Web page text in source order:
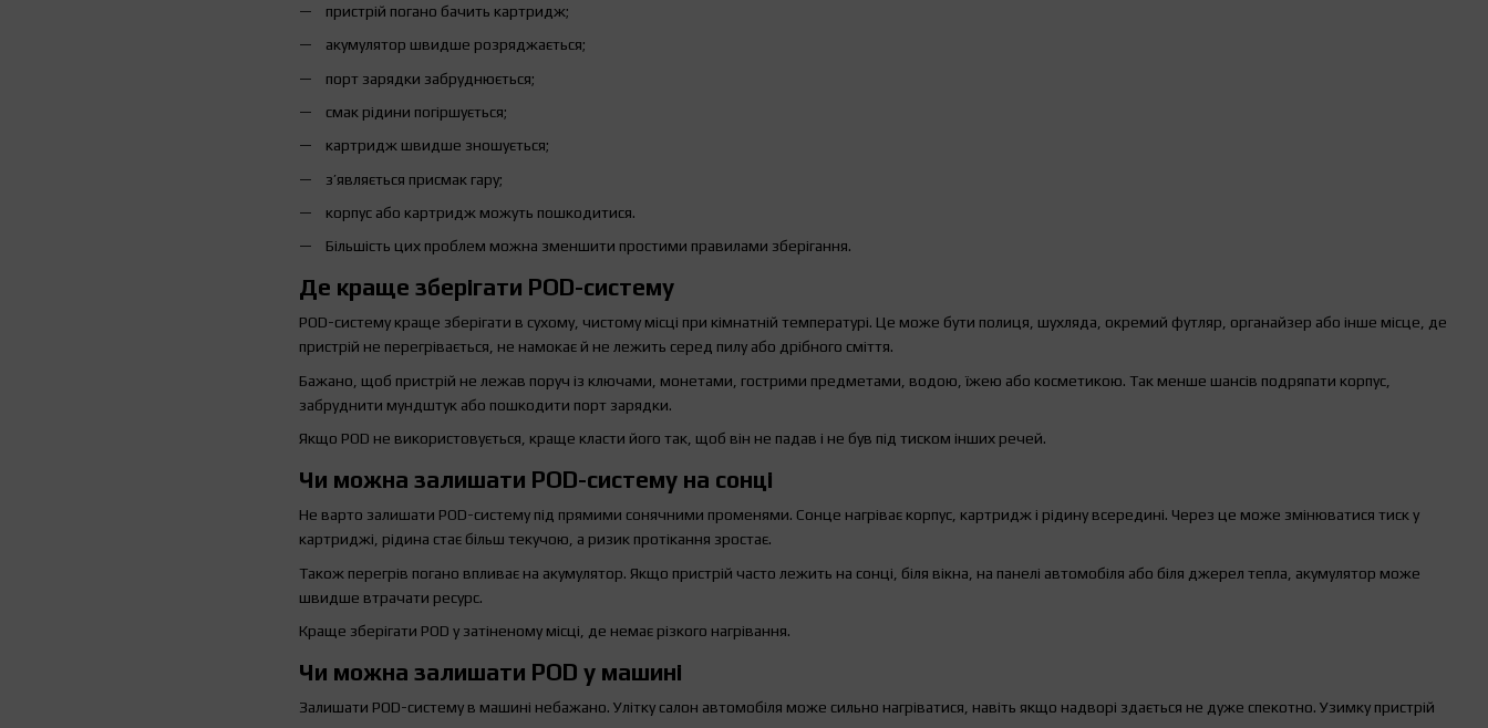
пристрій погано бачить картридж;
акумулятор швидше розряджається;
порт зарядки забруднюється;
смак рідини погіршується;
картридж швидше зношується;
з’являється присмак гару;
корпус або картридж можуть пошкодитися.
Більшість цих проблем можна зменшити простими правилами зберігання.
Де краще зберігати POD-систему
POD-систему краще зберігати в сухому, чистому місці при кімнатній температурі. Це може бути полиця, шухляда, окремий футляр, органайзер або інше місце, де
пристрій не перегрівається, не намокає й не лежить серед пилу або дрібного сміття.
Бажано, щоб пристрій не лежав поруч із ключами, монетами, гострими предметами, водою, їжею або косметикою. Так менше шансів подряпати корпус,
забруднити мундштук або пошкодити порт зарядки.
Якщо POD не використовується, краще класти його так, щоб він не падав і не був під тиском інших речей.
Чи можна залишати POD-систему на сонці
Не варто залишати POD-систему під прямими сонячними променями. Сонце нагріває корпус, картридж і рідину всередині. Через це може змінюватися тиск у
картриджі, рідина стає більш текучою, а ризик протікання зростає.
Також перегрів погано впливає на акумулятор. Якщо пристрій часто лежить на сонці, біля вікна, на панелі автомобіля або біля джерел тепла, акумулятор може
швидше втрачати ресурс.
Краще зберігати POD у затіненому місці, де немає різкого нагрівання.
Чи можна залишати POD у машині
Залишати POD-систему в машині небажано. Улітку салон автомобіля може сильно нагріватися, навіть якщо надворі здається не дуже спекотно. Узимку пристрій